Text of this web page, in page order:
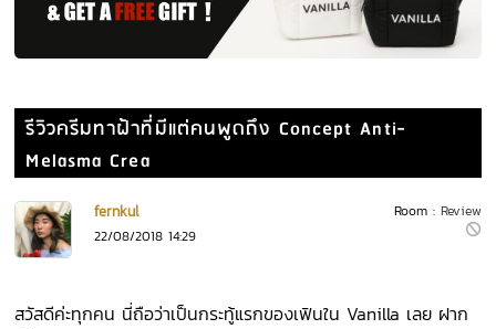
รีวิวครีมทาฝ้าที่มีแต่คนพูดถึง Concept Anti-
Melasma Crea
Room : Review
fernkul
22/08/2018 14:29
สวัสดีค่ะทุกคน นี่ถือว่าเป็นกระทู้แรกของเฟินใน Vanilla เลย ฝาก